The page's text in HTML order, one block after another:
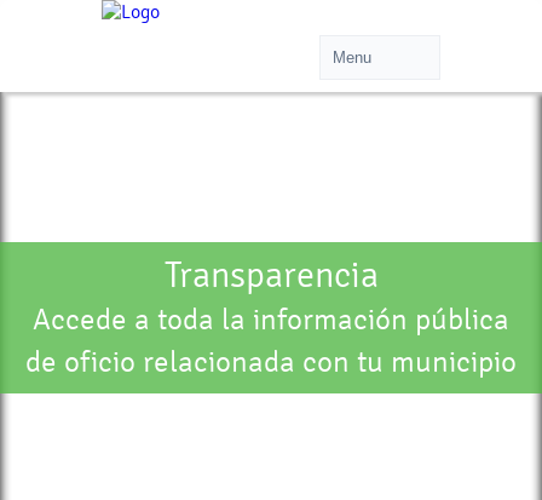
Transparencia
Accede a toda la información pública
de oficio relacionada con tu municipio